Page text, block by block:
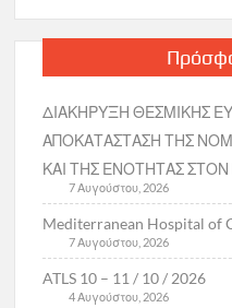
ΔΙΑΚΗΡΥΞΗ ΘΕΣΜΙΚΗΣ
ΑΠΟΚΑΤΑΣΤΑΣΗ ΤΗΣ
ΚΑΙ ΤΗΣ ΕΝΟΤΗΤΑΣ ΣΤΟΝ
7 Αυγούστου, 2026
Mediterranean Hospital of
7 Αυγούστου, 2026
ATLS 10 – 11 / 10 / 2026
4 Αυγούστου, 2026